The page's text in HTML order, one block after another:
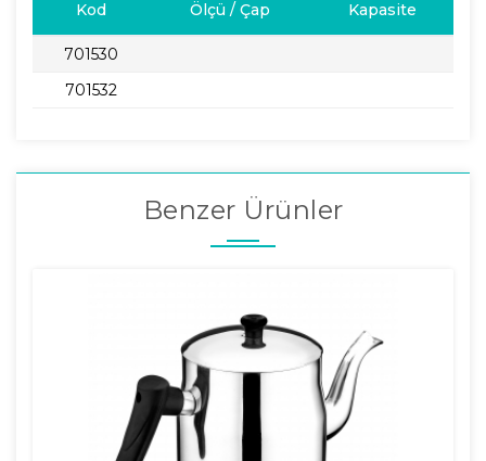
Kod Ölçü / Çap Kapasite
701530
701532
Benzer Ürünler